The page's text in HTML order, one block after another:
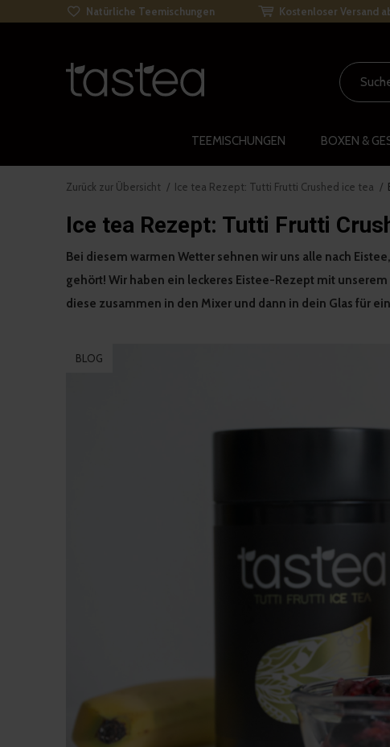
TEEMISCHUNGEN BOXEN &
Natürliche Teemischungen Kostenloser Versand
Zurück zur Übersicht Ice tea Rezept: Tutti Frutti Crushed ice tea
Ice tea Rezept: Tutti Frutti
Bei diesem warmen Wetter sehnen wir uns alle nach
gehört! Wir haben ein leckeres Eistee-Rezept mit
diese zusammen in den Mixer und dann in dein Glas für
BLOG